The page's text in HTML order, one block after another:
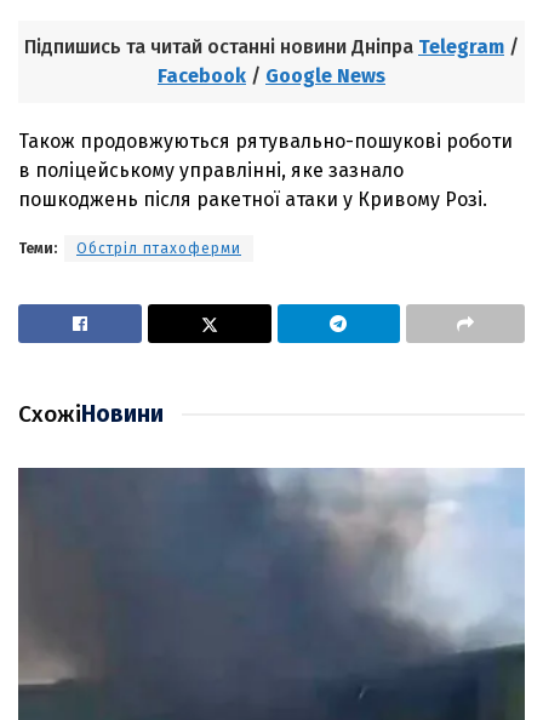
Підпишись та читай останні новини Дніпра Telegram /
Facebook / Google News
Також продовжуються рятувально-пошукові роботи
в поліцейському управлінні, яке зазнало
пошкоджень після ракетної атаки у Кривому Розі.
Теми: Обстріл птахоферми
СхожіНовини